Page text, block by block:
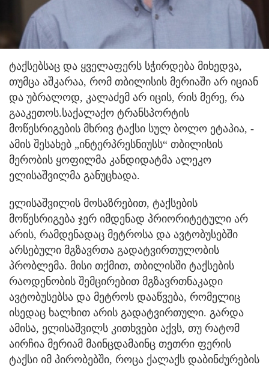
ტაქსებსაც და ყველაფერს სჭირდება მიხედვა,
თუმცა აშკარაა, რომ თბილისის მერიაში არ იციან
და უბრალოდ, კალაძემ არ იცის, რის მერე, რა
გააკეთოს.საქალაქო ტრანსპორტის
მოწესრიგების მხრივ ტაქსი სულ ბოლო ეტაპია, -
ამის შესახებ „ინტერპრესნიუსს“ თბილისის
მერობის ყოფილმა კანდიდატმა ალეკო
ელისაშვილმა განუცხადა.
ელისაშვილის მოსაზრებით, ტაქსების
მოწესრიგება ჯერ იმდენად პრიორიტეტული არ
არის, რამდენადაც მეტროსა და ავტობუსებში
არსებული მგზავრთა გადატვირთულობის
პრობლემა. მისი თქმით, თბილისში ტაქსების
რაოდენობის შემცირებით მგზავრთნაკადი
ავტობუსებსა და მეტროს დააწვება, რომელიც
ისედაც ხალხით არის გადატვირთული. გარდა
ამისა, ელისაშვილს კითხვები აქვს, თუ რატომ
აირჩია მერიამ მაინცდამაინც თეთრი ფერის
ტაქსი იმ პირობებში, როცა ქალაქს დაბინძურების